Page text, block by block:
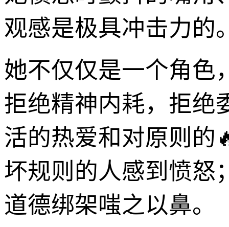
观感是极具冲击力的
她不仅仅是一个角色
拒绝精神内耗，拒绝
活的热爱和对原则的
坏规则的人感到愤怒
道德绑架嗤之以鼻。